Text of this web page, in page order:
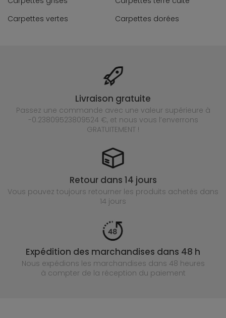
Carpettes vertes
Carpettes dorées
Livraison gratuite
Passez une commande avec une valeur supérieure à
-0.23809523809524 €, et nous vous l’enverrons
GRATUITEMENT !
Retour dans 14 jours
Vous pouvez toujours retourner les produits achetés dans
14 jours
Expédition des marchandises dans 48 h
Nous expédions les marchandises dans 48 heures
à compter de la réception du paiement